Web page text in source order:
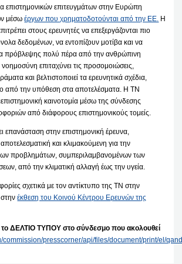
επιστημονικών επιτευγμάτων στην Ευρώπη
μέσωέργων που χρηματοδοτούνται από την ΕΕ. Η
στους ερευνητές να επεξεργάζονται πιο
δεδομένων, να εντοπίζουν μοτίβα και να
πρόβλεψης πολύ πέρα από την ανθρώπινη
επιταχύνει τις προσομοιώσεις,
και βελτιστοποιεί τα ερευνητικά σχέδια,
από την υπόθεση στα αποτελέσματα. Η ΤΝ
καινοτομία μέσω της σύνδεσης
από διάφορους επιστημονικούς τομείς.
επανάσταση στην επιστημονική έρευνα,
και κλιμακούμενη για την
προβλημάτων, συμπεριλαμβανομένων των
από την κλιματική αλλαγή έως την υγεία.
σχετικά με τον αντίκτυπο της ΤΝ στην
στηνέκθεση του Κοινού Κέντρου Ερευνών της
το ΔΕΛΤΙΟ ΤΥΠΟΥ στο σύνδεσμο που ακολουθεί
commission/presscorner/api/files/document/print/el/